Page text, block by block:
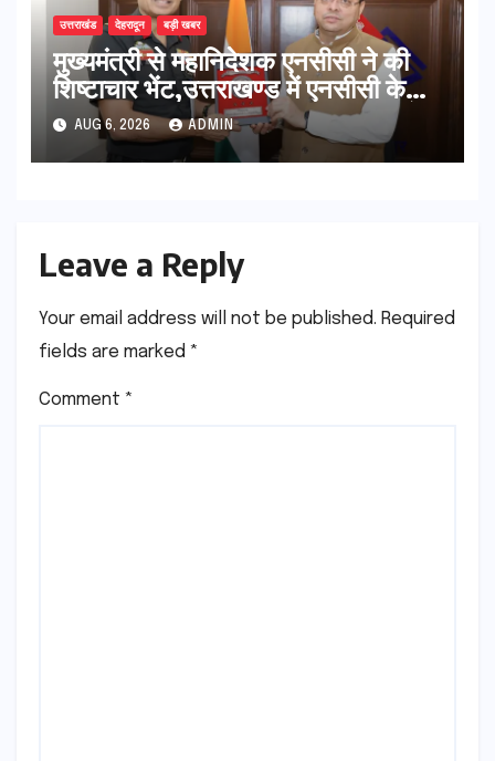
उत्तराखंड देहरादून बड़ी खबर
मुख्यमंत्री से महानिदेशक एनसीसी ने की
शिष्टाचार भेंट,उत्तराखण्ड में एनसीसी के
विस्तार एवं आधुनिक आधारभूत संरचना के
विकास पर हुई महत्वपूर्ण चर्चा
AUG 6, 2026 ADMIN
Leave a Reply
Your email address will not be published. Required
fields are marked *
Comment *